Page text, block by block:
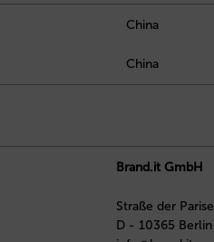
China
China
Brand.it GmbH
Straße der
D - 10365 Berlin